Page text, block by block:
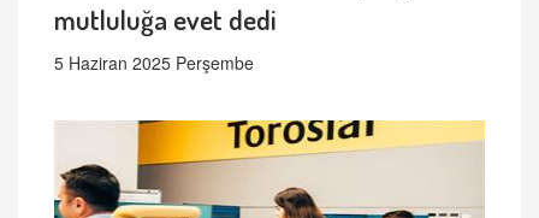
mutluluğa evet dedi
5 Haziran 2025 Perşembe